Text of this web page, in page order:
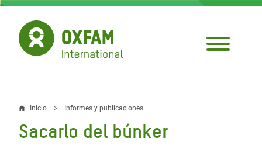
Pasar
contenido
principal
Sobrescribir
enlaces
Inicio Informes y publicaciones
Sacarlo del búnker